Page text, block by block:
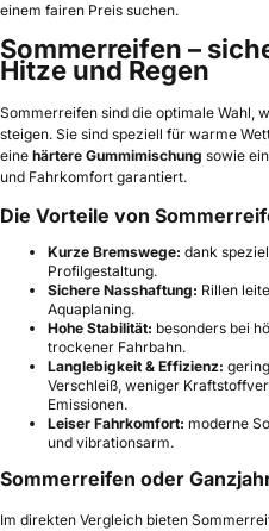
einem fairen Preis suchen.
Sommerreifen –
Hitze und Regen
Sommerreifen sind die optimale Wahl,
steigen. Sie sind speziell für warme
eine härtere Gummimischung sowie ein
und Fahrkomfort garantiert.
Die Vorteile von
Kurze Bremswege: dank
Profilgestaltung.
Sichere Nasshaftung: Rillen
Aquaplaning.
Hohe Stabilität: besonders bei
trockener Fahrbahn.
Langlebigkeit & Effizienz:
Verschleiß, weniger
Emissionen.
Leiser Fahrkomfort: moderne
und vibrationsarm.
Sommerreifen oder
Im direkten Vergleich bieten